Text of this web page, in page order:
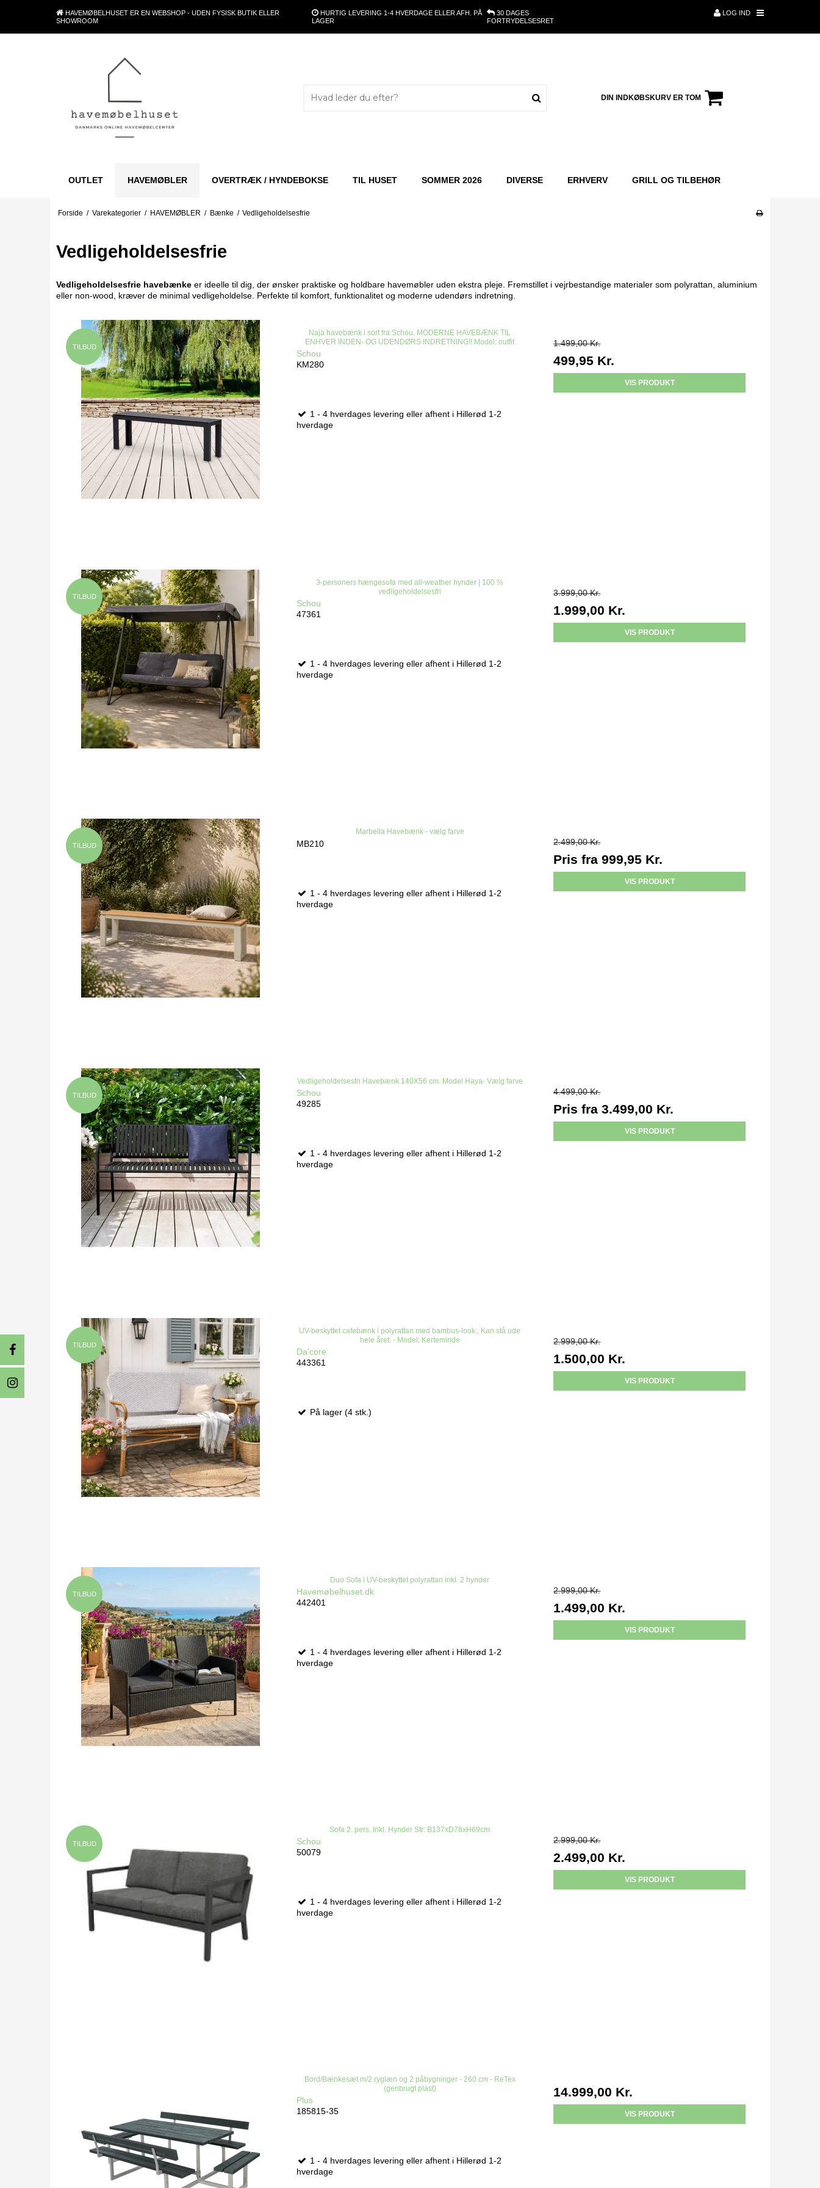
HAVEMØBELHUSET ER EN WEBSHOP - UDEN FYSISK BUTIK ELLER
SHOWROOM
HURTIG LEVERING 1-4 HVERDAGE ELLER AFH. PÅ
LAGER
30 DAGES
FORTRYDELSESRET
LOG IND
DIN INDKØBSKURV ER TOM
OUTLET HAVEMØBLER OVERTRÆK / HYNDEBOKSE TIL HUSET SOMMER 2026 DIVERSE ERHVERV GRILL OG TILBEHØR
Forside / Varekategorier / HAVEMØBLER / Bænke / Vedligeholdelsesfrie
Vedligeholdelsesfrie
Vedligeholdelsesfrie havebænke er ideelle til dig, der ønsker praktiske og holdbare havemøbler uden ekstra pleje. Fremstillet i vejrbestandige materialer som polyrattan, aluminium
eller non-wood, kræver de minimal vedligeholdelse. Perfekte til komfort, funktionalitet og moderne udendørs indretning.
TILBUD
Naja havebænk i sort fra Schou. MODERNE HAVEBÆNK TIL
ENHVER INDEN- OG UDENDØRS INDRETNING!! Model: outfit
Schou
KM280
1 - 4 hverdages levering eller afhent i Hillerød 1-2
hverdage
1.499,00 Kr.
499,95 Kr.
VIS PRODUKT
TILBUD
3-personers hængesofa med all-weather hynder | 100 %
vedligeholdelsesfri
Schou
47361
1 - 4 hverdages levering eller afhent i Hillerød 1-2
hverdage
3.999,00 Kr.
1.999,00 Kr.
VIS PRODUKT
TILBUD
Marbella Havebænk - vælg farve
MB210
1 - 4 hverdages levering eller afhent i Hillerød 1-2
hverdage
2.499,00 Kr.
Pris fra999,95 Kr.
VIS PRODUKT
TILBUD
Vedligeholdelsesfri Havebænk 140X56 cm. Model Haya- Vælg farve
Schou
49285
1 - 4 hverdages levering eller afhent i Hillerød 1-2
hverdage
4.499,00 Kr.
Pris fra3.499,00 Kr.
VIS PRODUKT
TILBUD
UV-beskyttet cafebænk i polyrattan med bambus-look., Kan stå ude
hele året. - Model: Kerteminde
Da'core
443361
På lager (4 stk.)
2.999,00 Kr.
1.500,00 Kr.
VIS PRODUKT
TILBUD
Duo Sofa i UV-beskyttet polyrattan inkl. 2 hynder
Havemøbelhuset.dk
442401
1 - 4 hverdages levering eller afhent i Hillerød 1-2
hverdage
2.999,00 Kr.
1.499,00 Kr.
VIS PRODUKT
TILBUD
Sofa 2. pers. Inkl. Hynder Str: B137xD78xH69cm
Schou
50079
1 - 4 hverdages levering eller afhent i Hillerød 1-2
hverdage
2.999,00 Kr.
2.499,00 Kr.
VIS PRODUKT
Bord/Bænkesæt m/2 ryglæn og 2 påbygninger - 260 cm - ReTex
(genbrugt plast)
Plus
185815-35
1 - 4 hverdages levering eller afhent i Hillerød 1-2
hverdage
14.999,00 Kr.
VIS PRODUKT